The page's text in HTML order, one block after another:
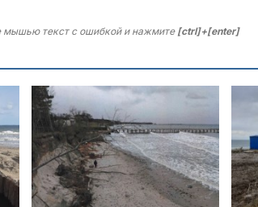
мышью текст с ошибкой и нажмите[ctrl]+[enter]